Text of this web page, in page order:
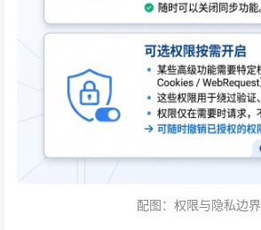
配图：权限与隐私边界